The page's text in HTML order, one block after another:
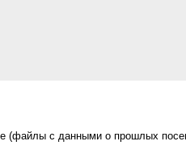
(файлы с данными о прошлых
портал